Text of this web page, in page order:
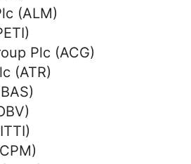
(ALM)
Plc (ACG)
(ATR)